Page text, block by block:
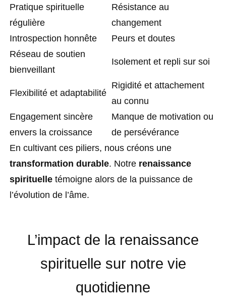
Pratique spirituelle
régulière
Résistance au
changement
Introspection honnête
Peurs et doutes
Réseau de soutien
bienveillant
Isolement et repli sur soi
Flexibilité et adaptabilité
Rigidité et attachement
au connu
Engagement sincère
envers la croissance
Manque de motivation ou
de persévérance
En cultivant ces piliers, nous créons une
transformation durable. Notre renaissance
spirituelle témoigne alors de la puissance de
l’évolution de l’âme.
L’impact de la renaissance
spirituelle sur notre vie
quotidienne